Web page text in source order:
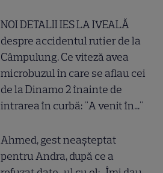
NOI DETALII IES LA IVEALĂ
despre accidentul rutier de la
Câmpulung. Ce viteză avea
microbuzul în care se aflau cei
de la Dinamo 2 înainte de
intrarea în curbă: "A venit în..."
Ahmed, gest neașteptat
pentru Andra, după ce a